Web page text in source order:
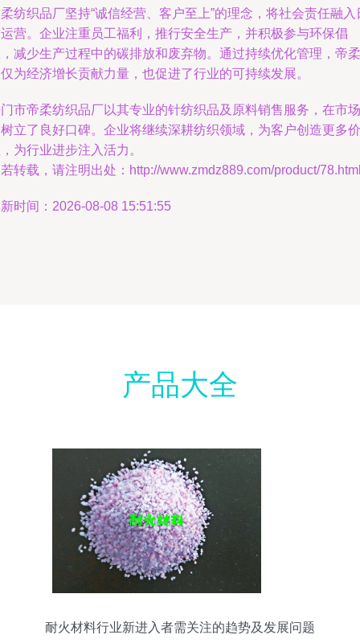
纺织品厂坚持“诚信经营、客户至上”的理念，将社会责任融入
营。企业注重员工福利，推行安全生产，并积极参与环保倡
减少生产过程中的碳排放和废弃物。通过持续优化管理，帝柔
为经济增长贡献力量，也促进了行业的可持续发展。
市帝柔纺织品厂以其专业的针纺织品及原料销售服务，在市场
立了良好口碑。企业将继续深耕纺织领域，为客户创造更多价
为行业进步注入活力。
转载，请注明出处：http://www.zmdz889.com/product/
时间：2026-08-08 15:51:55
产品大全
耐火材料行业新进入者需关注的趋势及发展问题